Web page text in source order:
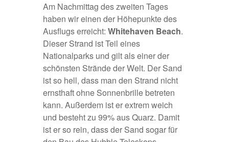
Am Nachmittag des zweiten Tages
haben wir einen der Höhepunkte des
Ausflugs erreicht: Whitehaven Beach.
Dieser Strand ist Teil eines
Nationalparks und gilt als einer der
schönsten Strände der Welt. Der Sand
ist so hell, dass man den Strand nicht
ernsthaft ohne Sonnenbrille betreten
kann. Außerdem ist er extrem weich
und besteht zu 99% aus Quarz. Damit
ist er so rein, dass der Sand sogar für